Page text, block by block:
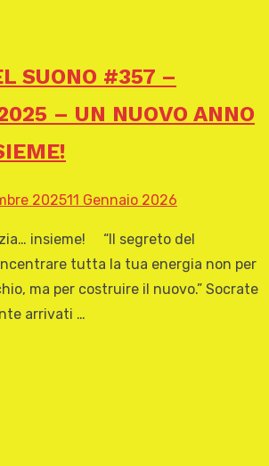
SUONO #357 –
– UN NUOVO ANNO
202511 Gennaio 2026
insieme! “Il segreto del
tutta la tua energia non per
ma per costruire il nuovo.” Socrate
arrivati …